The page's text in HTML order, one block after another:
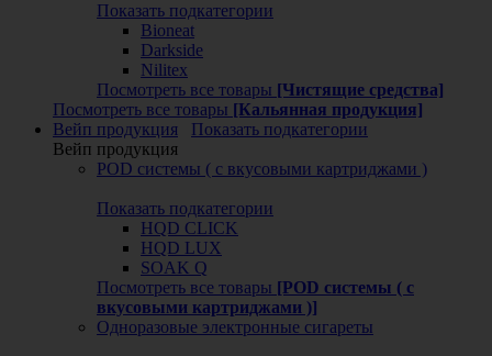
Показать подкатегории
Bioneat
Darkside
Nilitex
Посмотреть все товары [Чистящие средства]
Посмотреть все товары [Кальянная продукция]
Вейп продукция
Показать подкатегории
Вейп продукция
POD системы ( с вкусовыми картриджами )
Показать подкатегории
HQD CLICK
HQD LUX
SOAK Q
Посмотреть все товары [POD системы ( с
вкусовыми картриджами )]
Одноразовые электронные сигареты